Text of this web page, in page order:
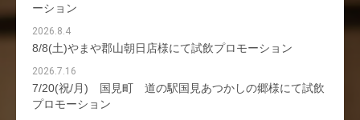
ーション
2026.8.4
8/8(土)やまや郡山朝日店様にて試飲プロモーション
2026.7.16
7/20(祝/月) 国見町 道の駅国見あつかしの郷様にて試飲
プロモーション